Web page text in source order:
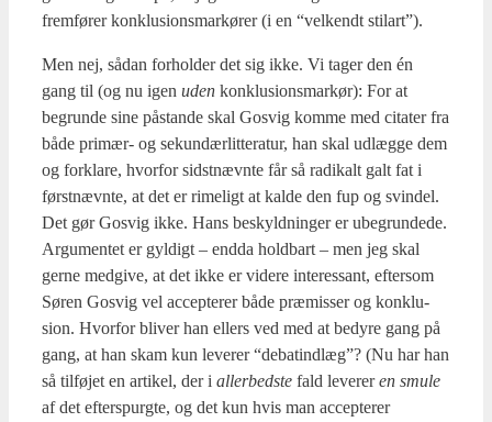
frem­fø­rer kon­klu­sions­mar­kø­rer (i en “vel­kendt stilart”).
Men nej, sådan for­hol­der det sig ikke. Vi tager den én
gang til (og nu igen uden kon­klu­sions­mar­kør): For at
begrun­de sine påstan­de skal Gosvig kom­me med cita­ter fra
både pri­mær- og sekun­dær­lit­te­ra­tur, han skal udlæg­ge dem
og for­kla­re, hvor­for sidst­nævn­te får så radi­kalt galt fat i
først­nævn­te, at det er rime­ligt at kal­de den fup og svin­del.
Det gør Gosvig ikke. Hans beskyld­nin­ger er ube­grun­de­de.
Argu­men­tet er gyl­digt – end­da hold­bart – men jeg skal
ger­ne med­gi­ve, at det ikke er vide­re inter­es­sant, efter­som
Søren Gosvig vel accep­te­rer både præ­mis­ser og kon­klu­
sion. Hvor­for bli­ver han ellers ved med at bedy­re gang på
gang, at han skam kun leve­rer “debat­ind­læg”? (Nu har han
så til­fø­jet en arti­kel, der i aller­bed­ste fald leve­reren smu­le
af det efter­s­purg­te, og det kun hvis man accep­te­rer